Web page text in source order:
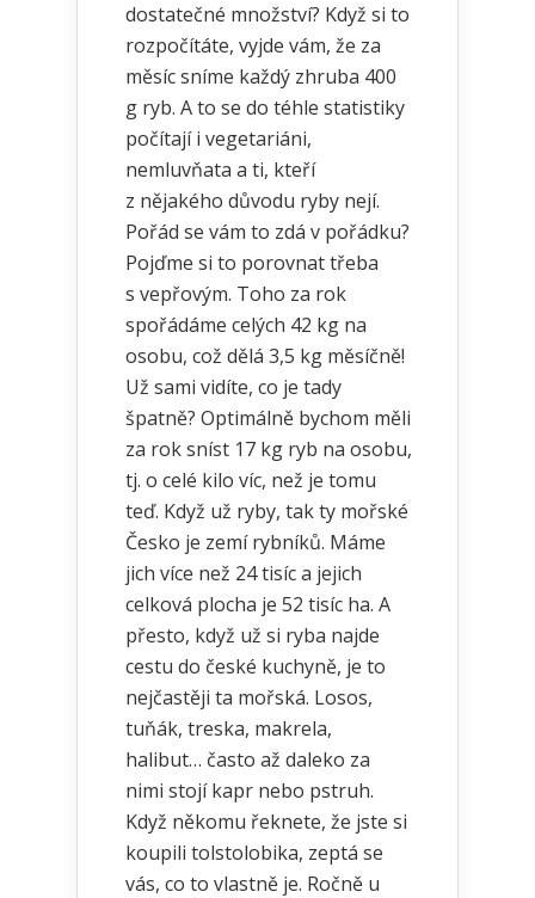
dostatečné množství? Když si to
rozpočítáte, vyjde vám, že za
měsíc sníme každý zhruba 400
g ryb. A to se do téhle statistiky
počítají i vegetariáni,
nemluvňata a ti, kteří
z nějakého důvodu ryby nejí.
Pořád se vám to zdá v pořádku?
Pojďme si to porovnat třeba
s vepřovým. Toho za rok
spořádáme celých 42 kg na
osobu, což dělá 3,5 kg měsíčně!
Už sami vidíte, co je tady
špatně? Optimálně bychom měli
za rok sníst 17 kg ryb na osobu,
tj. o celé kilo víc, než je tomu
teď. Když už ryby, tak ty mořské
Česko je zemí rybníků. Máme
jich více než 24 tisíc a jejich
celková plocha je 52 tisíc ha. A
přesto, když už si ryba najde
cestu do české kuchyně, je to
nejčastěji ta mořská. Losos,
tuňák, treska, makrela,
halibut… často až daleko za
nimi stojí kapr nebo pstruh.
Když někomu řeknete, že jste si
koupili tolstolobika, zeptá se
vás, co to vlastně je. Ročně u